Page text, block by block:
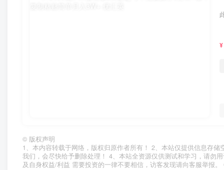
¥
© 版权声明
1、本内容转载于网络，版权归原作者所有！ 2、本站仅提供信息存
我们，会尽快给予删除处理！ 4、本站全资源仅供测试和学习，请勿
及自身权益/利益 需要投资的一律不要相信，访客发现请向客服举报